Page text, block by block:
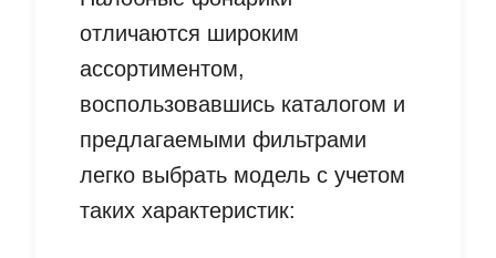
отличаются широким
ассортиментом,
воспользовавшись каталогом и
предлагаемыми фильтрами
легко выбрать модель с учетом
таких характеристик: